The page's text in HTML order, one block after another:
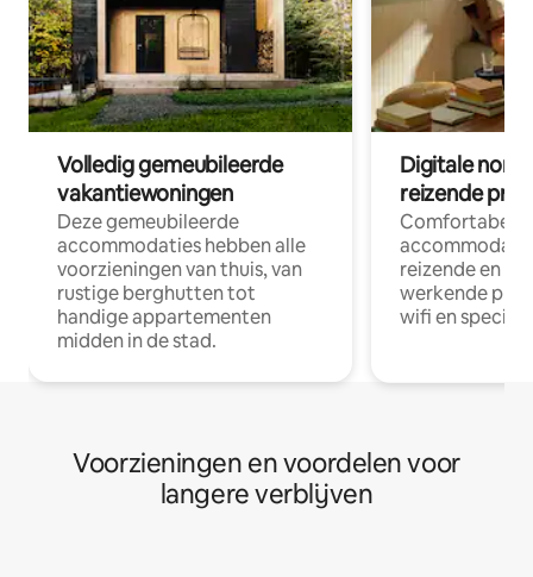
Volledig gemeubileerde
vakantiewoningen
Deze gemeubileerde
accommodaties hebben alle
voorzieningen van thuis, van
rustige berghutten tot
handige appartementen
midden in de stad.
Digitale
reizende
Comfortabele
reizende en
werkende
wifi en
Voorzieningen en voordelen voor
langere verblijven